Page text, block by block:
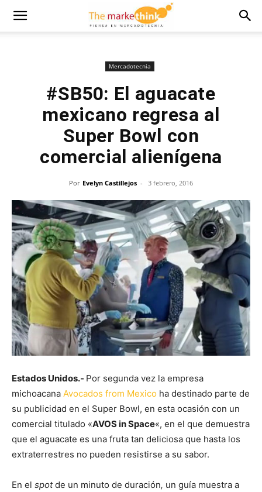
Mercadotecnia
#SB50: El aguacate
mexicano regresa al
Super Bowl con
comercial alienígena
Por Evelyn Castillejos - 3 febrero, 2016
Estados Unidos.- Por segunda vez la empresa
michoacana Avocados from Mexico ha destinado parte de
su publicidad en el Super Bowl, en esta ocasión con un
comercial titulado «AVOS in Space«, en el que demuestra
que el aguacate es una fruta tan deliciosa que hasta los
extraterrestres no pueden resistirse a su sabor.
En el spotde un minuto de duración, un guía muestra a